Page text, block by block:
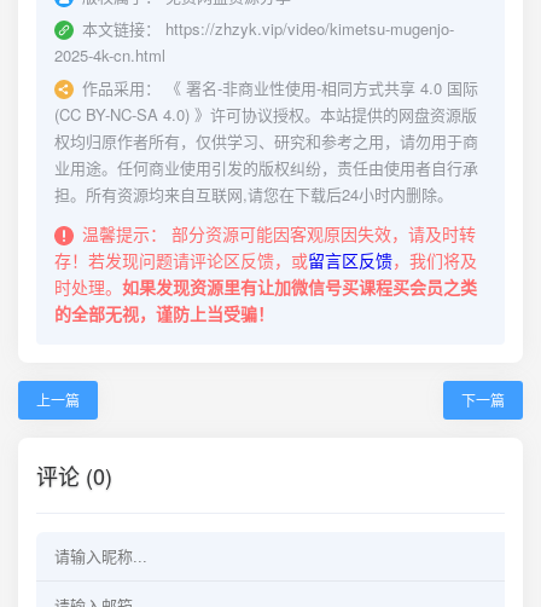
本文链接：
https://zhzyk.vip/video/kimetsu-mugenjo-
2025-4k-cn.html
作品采用：
《 署名-非商业性使用-相同方式共享 4.0 国际
(CC BY-NC-SA 4.0) 》许可协议授权。本站提供的网盘资源版
权均归原作者所有，仅供学习、研究和参考之用，请勿用于商
业用途。任何商业使用引发的版权纠纷，责任由使用者自行承
担。所有资源均来自互联网,请您在下载后24小时内删除。
温馨提示：
部分资源可能因客观原因失效，请及时转
存！若发现问题请评论区反馈，或留言区反馈，我们将及
时处理。 如果发现资源里有让加微信号买课程买会员之类
的全部无视，谨防上当受骗！
上一篇 下一篇
评论 (0)